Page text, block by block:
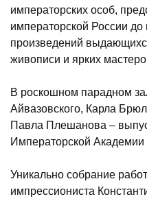
императорских особ,
императорской России
произведений
живописи и ярких
В роскошном парадном
Айвазовского, Карла
Павла Плешанова –
Императорской Академии
Уникально собрание
импрессиониста